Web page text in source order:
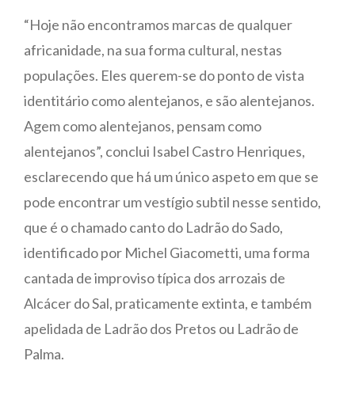
“Hoje não encontramos marcas de qualquer
africanidade, na sua forma cultural, nestas
populações. Eles querem-se do ponto de vista
identitário como alentejanos, e são alentejanos.
Agem como alentejanos, pensam como
alentejanos”, conclui Isabel Castro Henriques,
esclarecendo que há um único aspeto em que se
pode encontrar um vestígio subtil nesse sentido,
que é o chamado canto do Ladrão do Sado,
identificado por Michel Giacometti, uma forma
cantada de improviso típica dos arrozais de
Alcácer do Sal, praticamente extinta, e também
apelidada de Ladrão dos Pretos ou Ladrão de
Palma.